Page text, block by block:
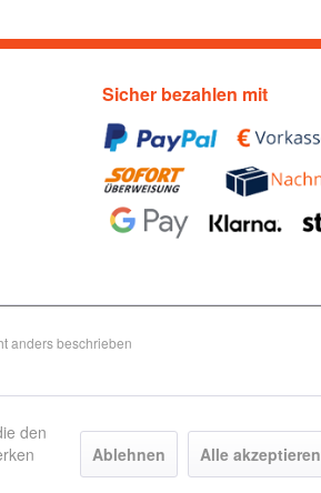
Sicher bezahlen mit
anders beschrieben
den
Ablehnen Alle akzeptieren